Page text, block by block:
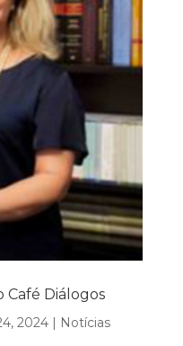
Café Diálogos
2024| Notícias